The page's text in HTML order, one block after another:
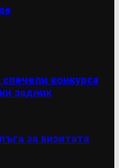
конкурса
задник
за визитата